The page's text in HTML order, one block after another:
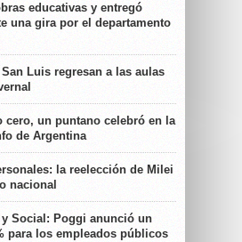
educativas y entregó
una gira por el departamento
Luis regresan a las aulas
cero, un puntano celebró en la
de Argentina
la reelección de Milei
nacional
y Social: Poggi anunció un
para los empleados públicos